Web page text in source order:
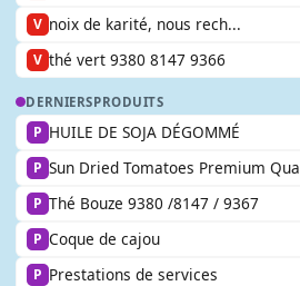
V noix de karité, nous rech...
V thé vert 9380 8147 9366
DERNIERSPRODUITS
P HUILE DE SOJA DÉGOMMÉ
P Sun Dried Tomatoes Premium Qua
P Thé Bouze 9380 /8147 / 9367
P Coque de cajou
P Prestations de services